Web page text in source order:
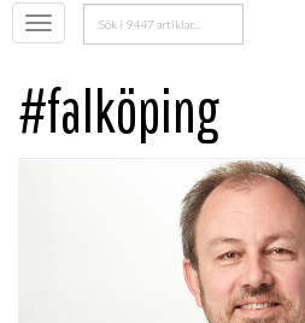
Öppna
menyn
Sök
efter:
#falköping